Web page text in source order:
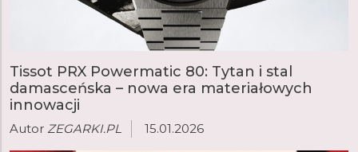
Tissot PRX Powermatic 80: Tytan i stal
damasceńska – nowa era materiałowych
innowacji
Autor ZEGARKI.PL 15.01.2026